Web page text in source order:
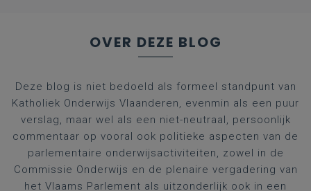
OVER DEZE BLOG
Deze blog is niet bedoeld als formeel standpunt van
Katholiek Onderwijs Vlaanderen, evenmin als een puur
verslag, maar wel als een niet-neutraal, persoonlijk
commentaar op vooral ook politieke aspecten van de
parlementaire onderwijsactiviteiten, zowel in de
Commissie Onderwijs en de plenaire vergadering van
het Vlaams Parlement als uitzonderlijk ook in een